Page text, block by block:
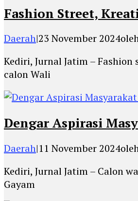
Fashion Street,
Daerah|23 November 2024
Kediri, Jurnal Jatim –
calon Wali
Dengar Aspirasi
Daerah|11 November 2024
Kediri, Jurnal Jatim – Calon
Gayam